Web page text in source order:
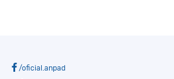
/oficial.anpad